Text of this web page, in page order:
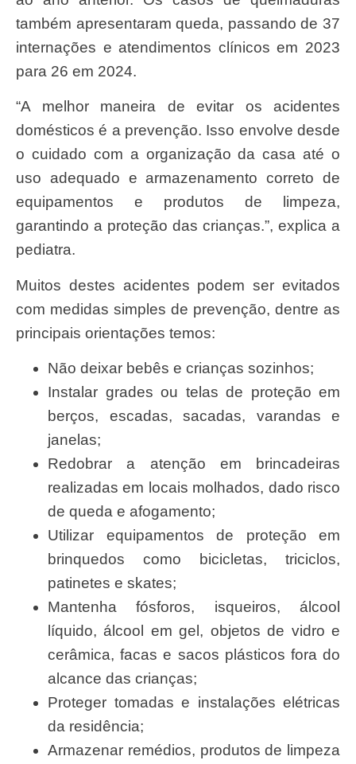
também apresentaram queda, passando de 37
internações e atendimentos clínicos em 2023
para 26 em 2024.
“A melhor maneira de evitar os acidentes
domésticos é a prevenção. Isso envolve desde
o cuidado com a organização da casa até o
uso adequado e armazenamento correto de
equipamentos e produtos de limpeza,
garantindo a proteção das crianças.”, explica a
pediatra.
Muitos destes acidentes podem ser evitados
com medidas simples de prevenção, dentre as
principais orientações temos:
Não deixar bebês e crianças sozinhos;
Instalar grades ou telas de proteção em
berços, escadas, sacadas, varandas e
janelas;
Redobrar a atenção em brincadeiras
realizadas em locais molhados, dado risco
de queda e afogamento;
Utilizar equipamentos de proteção em
brinquedos como bicicletas, triciclos,
patinetes e skates;
Mantenha fósforos, isqueiros, álcool
líquido, álcool em gel, objetos de vidro e
cerâmica, facas e sacos plásticos fora do
alcance das crianças;
Proteger tomadas e instalações elétricas
da residência;
Armazenar remédios, produtos de limpeza